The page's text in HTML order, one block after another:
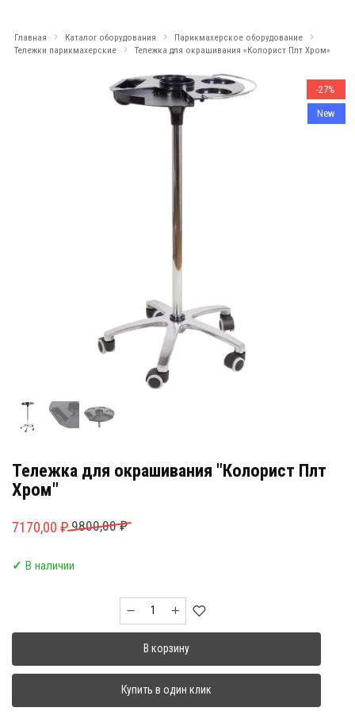
Главная Каталог оборудования
Парикмахерское оборудование
Тележки парикмахерские
Тележка для окрашивания «Колорист Плт Хром»
-27%
New
Тележка для окрашивания "Колорист Плт
Хром"
9800,00₽
Первоначальная
составляла
7170,00 ₽
Текущая
7170,00 ₽.
✓ В наличии
Количество
товара
окрашивания
"Колорист
Плт
В корзину
Купить в один клик